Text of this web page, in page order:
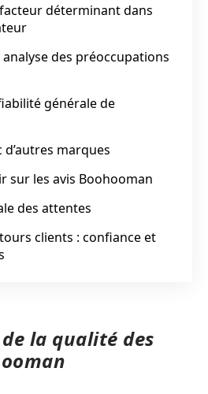
déterminant dans
des préoccupations
générale de
marques
sur les avis Boohooman
des attentes
clients : confiance et
la qualité des